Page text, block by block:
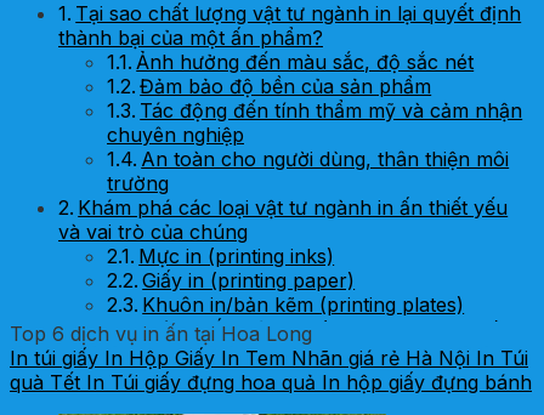
Tại sao chất lượng vật tư ngành in lại quyết định
thành bại của một ấn phẩm?
Ảnh hưởng đến màu sắc, độ sắc nét
Đảm bảo độ bền của sản phẩm
Tác động đến tính thẩm mỹ và cảm nhận
chuyên nghiệp
An toàn cho người dùng, thân thiện môi
trường
Khám phá các loại vật tư ngành in ấn thiết yếu
và vai trò của chúng
Mực in (printing inks)
Giấy in (printing paper)
Khuôn in/bản kẽm (printing plates)
Hóa chất ngành in (printing chemicals)
Vật tư phụ trợ và gia công sau in
Lựa chọn vật tư in phù hợp – kinh nghiệm từ
chuyên gia In Hoa Long
Top 6 dịch vụ in ấn tại Hoa Long
In túi giấy In Hộp Giấy In Tem Nhãn giá rẻ Hà Nội In Túi
quà Tết In Túi giấy đựng hoa quả In hộp giấy đựng bánh